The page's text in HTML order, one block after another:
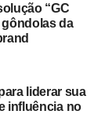
“GC
gôndolas da
liderar sua
influência no